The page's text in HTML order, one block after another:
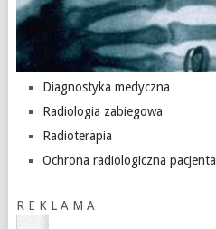
Diagnostyka medyczna
Radiologia zabiegowa
Radioterapia
Ochrona radiologiczna pacjenta
R E K L A M A